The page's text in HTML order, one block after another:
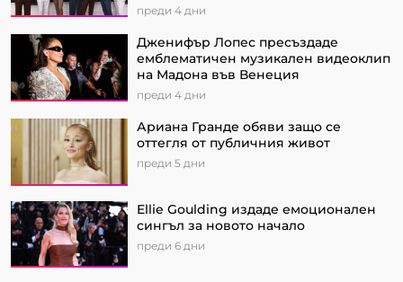
преди 4 дни
Дженифър Лопес пресъздаде
емблематичен музикален видеоклип
на Мадона във Венеция
преди 4 дни
Ариана Гранде обяви защо се
оттегля от публичния живот
преди 5 дни
Ellie Goulding издаде емоционален
сингъл за новото начало
преди 6 дни